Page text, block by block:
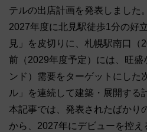
テルの出店計画を発表しました。
2027年度に北見駅徒歩1分の好
見」を皮切りに、札幌駅南口（
前（2029年度予定）には、旺盛
ンド）需要をターゲットにした
ル」を連続して建築・展開する
本記事では、発表されたばかり
から、2027年にデビューを控